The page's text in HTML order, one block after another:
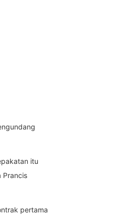
itu
Prancis
pertama